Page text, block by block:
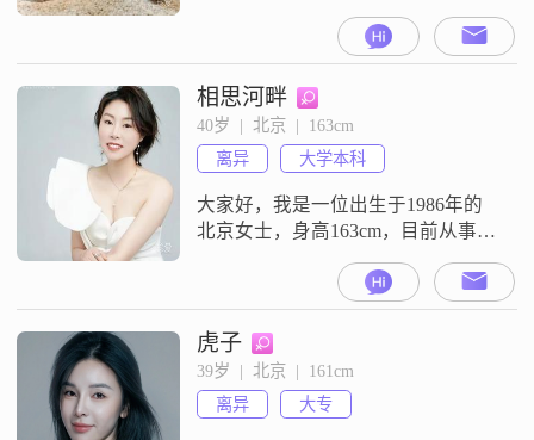
学历是大学本科，月收入在20001到
50000元之间。我是一个热爱生活的
人，喜欢精致生活。平时我比较注
重家居装饰布置，也喜欢游泳，会
去户外露营，也会进行骑行郊游。
在性格上，我独立自信，认为家庭
优先，追求稳定安逸的生活状态，
平时也习惯真诚沟通。我来到这
相思河畔
40岁  |  北京  |  163cm
离异
大学本科
大家好，我是一位出生于1986年的
北京女士，身高163cm，目前从事着
在20001到50000元之间。我拥有大
学本科学历，这让我在生活中更加
自信和独立。我性格温柔体贴，热
爱生活，总是以积极的态度面对每
一天。我非常注重健康管理，喜欢
通过登山徒步、骑行郊游和跑步健
虎子
39岁  |  北京  |  161cm
离异
大专